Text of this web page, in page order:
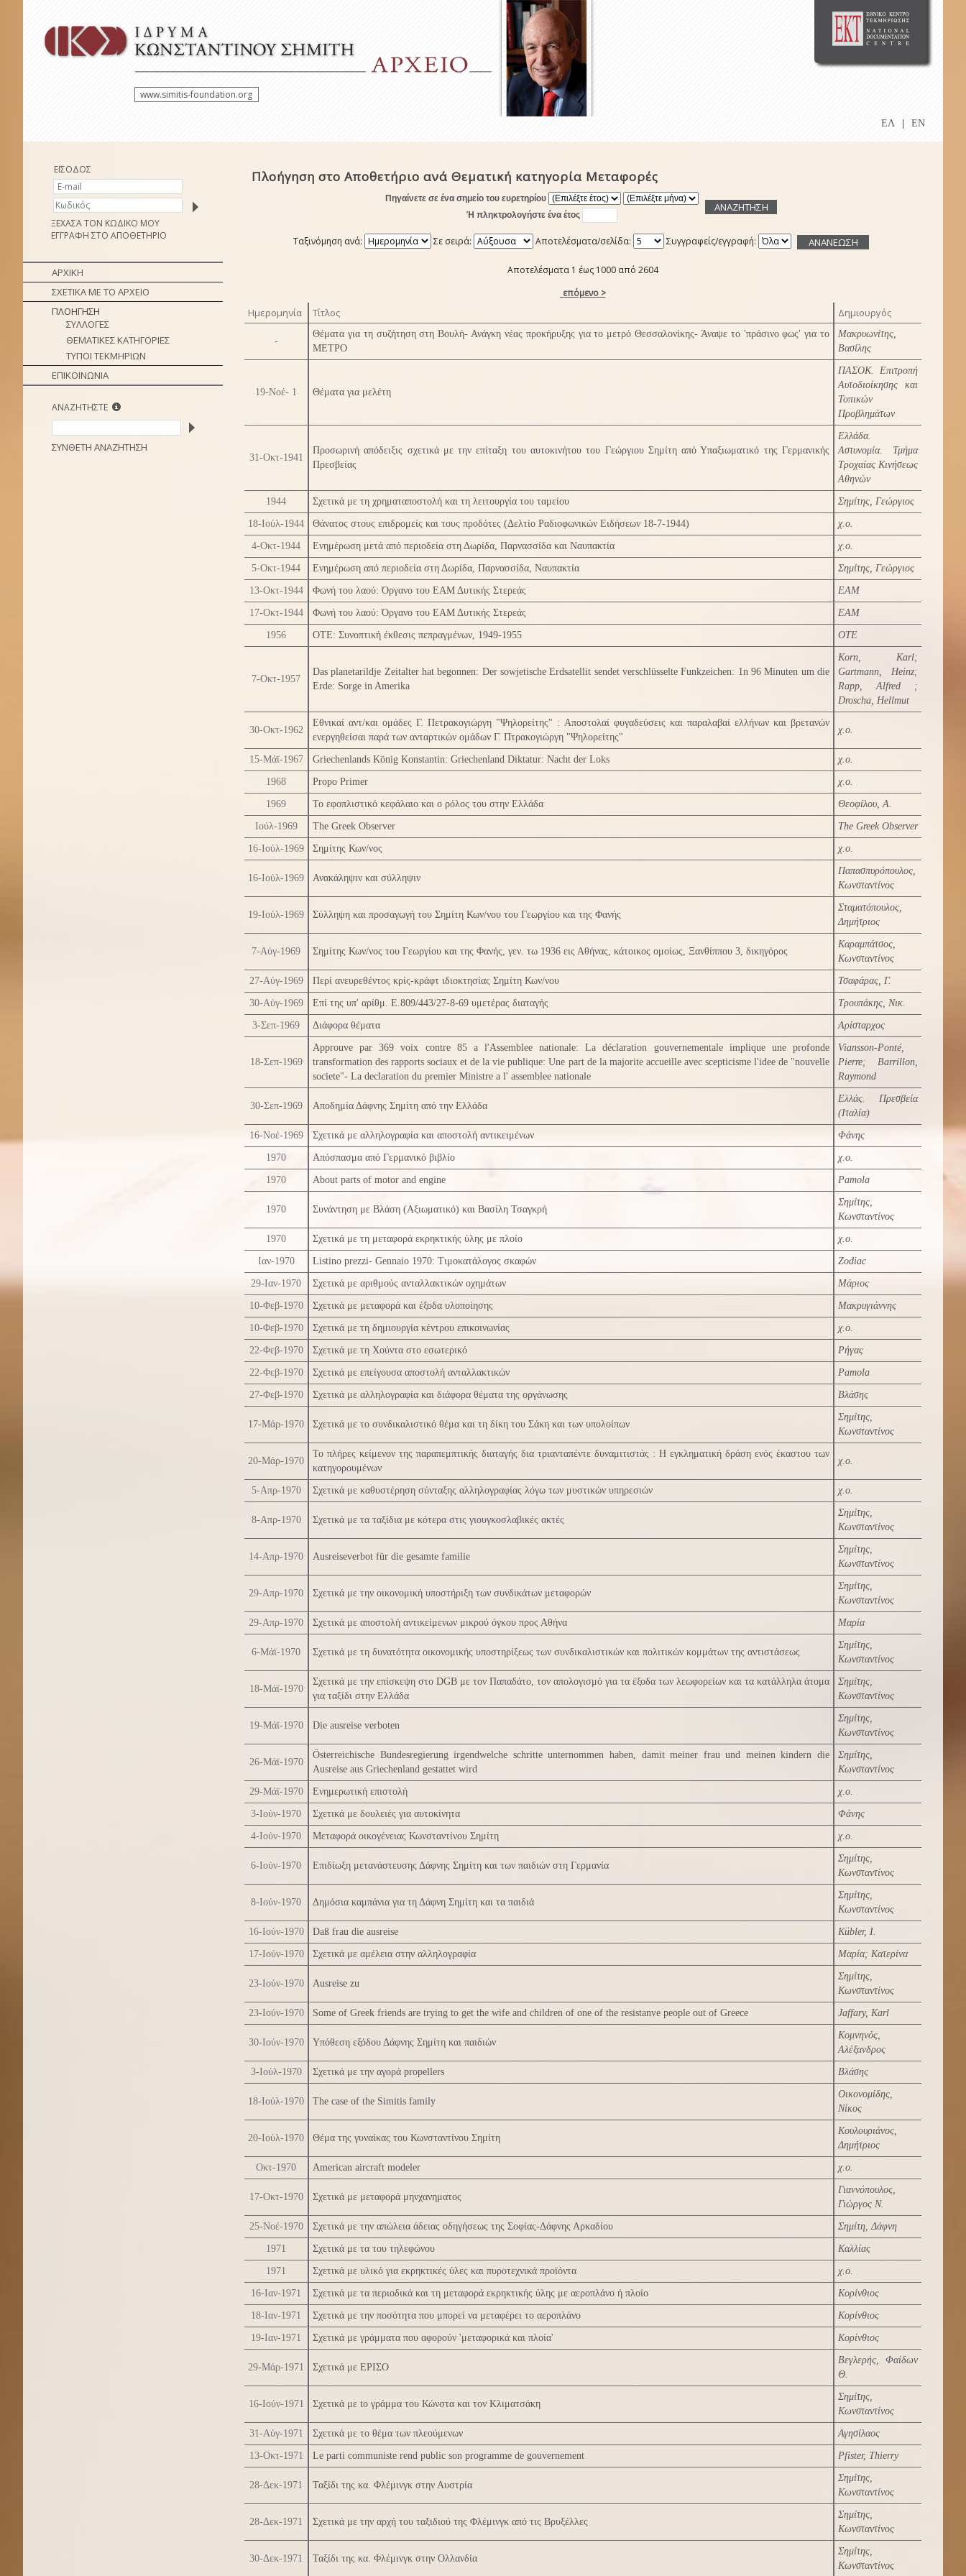
www.simitis-foundation.org
ΕΛ EN
ΕΙΣΟΔΟΣ
ΞΕΧΑΣΑ ΤΟΝ ΚΩΔΙΚΟ ΜΟΥ
ΕΓΓΡΑΦΗ ΣΤΟ ΑΠΟΘΕΤΗΡΙΟ
ΑΡΧΙΚΗ
ΣΧΕΤΙΚΑ ΜΕ ΤΟ ΑΡΧΕΙΟ
ΠΛΟΗΓΗΣΗ
ΣΥΛΛΟΓΕΣ
ΘΕΜΑΤΙΚΕΣ ΚΑΤΗΓΟΡΙΕΣ
ΤΥΠΟΙ ΤΕΚΜΗΡΙΩΝ
ΕΠΙΚΟΙΝΩΝΙΑ
ΑΝΑΖΗΤΗΣΤΕ
ΣΥΝΘΕΤΗ ΑΝΑΖΗΤΗΣΗ
Πλοήγηση στο Αποθετήριο ανά Θεματική κατηγορία Μεταφορές
Πηγαίνετε σε ένα σημείο του ευρετηρίου
Ή πληκτρολογήστε ένα έτος
Ταξινόμηση ανά: Σε σειρά: Αποτελέσματα/σελίδα: Συγγραφείς/εγγραφή:
Αποτελέσματα 1 έως 1000 από 2604
επόμενο >
Ημερομηνία Τίτλος Δημιουργός
-
Θέματα για τη συζήτηση στη Βουλή- Ανάγκη νέας προκήρυξης για το μετρό Θεσσαλονίκης- Άναψε το 'πράσινο φως' για το
ΜΕΤΡΟ
Μακρυωνίτης,
Βασίλης
19-Νοέ- 1 Θέματα για μελέτη
ΠΑΣΟΚ. Επιτροπή
Αυτοδιοίκησης και
Τοπικών
Προβλημάτων
31-Οκτ-1941
Προσωρινή απόδειξις σχετικά με την επίταξη του αυτοκινήτου του Γεώργιου Σημίτη από Υπαξιωματικό της Γερμανικής
Πρεσβείας
Ελλάδα.
Αστυνομία. Τμήμα
Τροχαίας Κινήσεως
Αθηνών
1944 Σχετικά με τη χρηματαποστολή και τη λειτουργία του ταμείου Σημίτης, Γεώργιος
18-Ιούλ-1944 Θάνατος στους επιδρομείς και τους προδότες (Δελτίο Ραδιοφωνικών Ειδήσεων 18-7-1944) χ.ο.
4-Οκτ-1944 Ενημέρωση μετά από περιοδεία στη Δωρίδα, Παρνασσίδα και Ναυπακτία χ.ο.
5-Οκτ-1944 Ενημέρωση από περιοδεία στη Δωρίδα, Παρνασσίδα, Ναυπακτία Σημίτης, Γεώργιος
13-Οκτ-1944 Φωνή του λαού: Όργανο του ΕΑΜ Δυτικής Στερεάς ΕΑΜ
17-Οκτ-1944 Φωνή του λαού: Όργανο του ΕΑΜ Δυτικής Στερεάς ΕΑΜ
1956 ΟΤΕ: Συνοπτική έκθεσις πεπραγμένων, 1949-1955 ΟΤΕ
7-Οκτ-1957
Das planetarildje Zeitalter hat begonnen: Der sowjetische Erdsatellit sendet verschlüsselte Funkzeichen: 1n 96 Minuten um die
Erde: Sorge in Amerika
Korn, Karl;
Gartmann, Heinz;
Rapp, Alfred ;
Droscha, Hellmut
30-Οκτ-1962
Εθνικαί αντ/και ομάδες Γ. Πετρακογιώργη "Ψηλορείτης" : Αποστολαί φυγαδεύσεις και παραλαβαί ελλήνων και βρετανών
ενεργηθείσαι παρά των ανταρτικών ομάδων Γ. Πτρακογιώργη "Ψηλορείτης"
χ.ο.
15-Μάϊ-1967 Griechenlands König Konstantin: Griechenland Diktatur: Nacht der Loks χ.ο.
1968 Propo Primer χ.ο.
1969 Το εφοπλιστικό κεφάλαιο και ο ρόλος του στην Ελλάδα Θεοφίλου, Α.
Ιούλ-1969 The Greek Observer The Greek Observer
16-Ιούλ-1969 Σημίτης Κων/νος χ.ο.
16-Ιούλ-1969 Ανακάληψιν και σύλληψιν
Παπασπυρόπουλος,
Κωνσταντίνος
19-Ιούλ-1969 Σύλληψη και προσαγωγή του Σημίτη Κων/νου του Γεωργίου και της Φανής
Σταματόπουλος,
Δημήτριος
7-Αύγ-1969 Σημίτης Κων/νος του Γεωργίου και της Φανής, γεν. τω 1936 εις Αθήνας, κάτοικος ομοίως, Ξανθίππου 3, δικηγόρος
Καραμπάτσος,
Κωνσταντίνος
27-Αύγ-1969 Περί ανευρεθέντος κρίς-κράφτ ιδιοκτησίας Σημίτη Κων/νου Τσαφάρας, Γ.
30-Αύγ-1969 Επί της υπ' αρίθμ. Ε.809/443/27-8-69 υμετέρας διαταγής Τρουπάκης, Νικ.
3-Σεπ-1969 Διάφορα θέματα Αρίσταρχος
18-Σεπ-1969
Approuve par 369 voix contre 85 a l'Assemblee nationale: La déclaration gouvernementale implique une profonde
transformation des rapports sociaux et de la vie publique: Une part de la majorite accueille avec scepticisme l'idee de "nouvelle
societe"- La declaration du premier Ministre a l' assemblee nationale
Viansson-Ponté,
Pierre; Barrillon,
Raymond
30-Σεπ-1969 Αποδημία Δάφνης Σημίτη από την Ελλάδα
Ελλάς. Πρεσβεία
(Ιταλία)
16-Νοέ-1969 Σχετικά με αλληλογραφία και αποστολή αντικειμένων Φάνης
1970 Απόσπασμα από Γερμανικό βιβλίο χ.ο.
1970 About parts of motor and engine Pamola
1970 Συνάντηση με Βλάση (Αξιωματικό) και Βασίλη Τσαγκρή
Σημίτης,
Κωνσταντίνος
1970 Σχετικά με τη μεταφορά εκρηκτικής ύλης με πλοίο χ.ο.
Ιαν-1970 Listino prezzi- Gennaio 1970: Τιμοκατάλογος σκαφών Zodiac
29-Ιαν-1970 Σχετικά με αριθμούς ανταλλακτικών οχημάτων Μάριος
10-Φεβ-1970 Σχετικά με μεταφορά και έξοδα υλοποίησης Μακρυγιάννης
10-Φεβ-1970 Σχετικά με τη δημιουργία κέντρου επικοινωνίας χ.ο.
22-Φεβ-1970 Σχετικά με τη Χούντα στο εσωτερικό Ρήγας
22-Φεβ-1970 Σχετικά με επείγουσα αποστολή ανταλλακτικών Pamola
27-Φεβ-1970 Σχετικά με αλληλογραφία και διάφορα θέματα της οργάνωσης Βλάσης
17-Μάρ-1970 Σχετικά με το συνδικαλιστικό θέμα και τη δίκη του Σάκη και των υπολοίπων
Σημίτης,
Κωνσταντίνος
20-Μάρ-1970
Το πλήρες κείμενον της παραπεμπτικής διαταγής δια τριανταπέντε δυναμιτιστάς : Η εγκληματική δράση ενός έκαστου των
κατηγορουμένων
χ.ο.
5-Απρ-1970 Σχετικά με καθυστέρηση σύνταξης αλληλογραφίας λόγω των μυστικών υπηρεσιών χ.ο.
8-Απρ-1970 Σχετικά με τα ταξίδια με κότερα στις γιουγκοσλαβικές ακτές
Σημίτης,
Κωνσταντίνος
14-Απρ-1970 Ausreiseverbot für die gesamte familie
Σημίτης,
Κωνσταντίνος
29-Απρ-1970 Σχετικά με την οικονομική υποστήριξη των συνδικάτων μεταφορών
Σημίτης,
Κωνσταντίνος
29-Απρ-1970 Σχετικά με αποστολή αντικείμενων μικρού όγκου προς Αθήνα Μαρία
6-Μάϊ-1970 Σχετικά με τη δυνατότητα οικονομικής υποστηρίξεως των συνδικαλιστικών και πολιτικών κομμάτων της αντιστάσεως
Σημίτης,
Κωνσταντίνος
18-Μάϊ-1970
Σχετικά με την επίσκεψη στο DGB με τον Παπαδάτο, τον απολογισμό για τα έξοδα των λεωφορείων και τα κατάλληλα άτομα
για ταξίδι στην Ελλάδα
Σημίτης,
Κωνσταντίνος
19-Μάϊ-1970 Die ausreise verboten
Σημίτης,
Κωνσταντίνος
26-Μάϊ-1970
Österreichische Bundesregierung irgendwelche schritte unternommen haben, damit meiner frau und meinen kindern die
Ausreise aus Griechenland gestattet wird
Σημίτης,
Κωνσταντίνος
29-Μάϊ-1970 Ενημερωτική επιστολή χ.ο.
3-Ιούν-1970 Σχετικά με δουλειές για αυτοκίνητα Φάνης
4-Ιούν-1970 Μεταφορά οικογένειας Κωνσταντίνου Σημίτη χ.ο.
6-Ιούν-1970 Επιδίωξη μετανάστευσης Δάφνης Σημίτη και των παιδιών στη Γερμανία
Σημίτης,
Κωνσταντίνος
8-Ιούν-1970 Δημόσια καμπάνια για τη Δάφνη Σημίτη και τα παιδιά
Σημίτης,
Κωνσταντίνος
16-Ιούν-1970 Daß frau die ausreise Kübler, I.
17-Ιούν-1970 Σχετικά με αμέλεια στην αλληλογραφία Μαρία; Κατερίνα
23-Ιούν-1970 Ausreise zu
Σημίτης,
Κωνσταντίνος
23-Ιούν-1970 Some of Greek friends are trying to get the wife and children of one of the resistanve people out of Greece Jaffary, Karl
30-Ιούν-1970 Υπόθεση εξόδου Δάφνης Σημίτη και παιδιών
Κομνηνός,
Αλέξανδρος
3-Ιούλ-1970 Σχετικά με την αγορά propellers Βλάσης
18-Ιούλ-1970 The case of the Simitis family
Οικονομίδης,
Νίκος
20-Ιούλ-1970 Θέμα της γυναίκας του Κωνσταντίνου Σημίτη
Κουλουριάνος,
Δημήτριος
Οκτ-1970 American aircraft modeler χ.ο.
17-Οκτ-1970 Σχετικά με μεταφορά μηνχανηματος
Γιαννόπουλος,
Γιώργος Ν.
25-Νοέ-1970 Σχετικά με την απώλεια άδειας οδηγήσεως της Σοφίας-Δάφνης Αρκαδίου Σημίτη, Δάφνη
1971 Σχετικά με τα του τηλεφώνου Καλλίας
1971 Σχετικά με υλικό για εκρηκτικές ύλες και πυροτεχνικά προϊόντα χ.ο.
16-Ιαν-1971 Σχετικά με τα περιοδικά και τη μεταφορά εκρηκτικής ύλης με αεροπλάνο ή πλοίο Κορίνθιος
18-Ιαν-1971 Σχετικά με την ποσότητα που μπορεί να μεταφέρει το αεροπλάνο Κορίνθιος
19-Ιαν-1971 Σχετικά με γράμματα που αφορούν 'μεταφορικά και πλοία' Κορίνθιος
29-Μάρ-1971 Σχετικά με ΕΡΙΣΟ
Βεγλερής, Φαίδων
Θ.
16-Ιούν-1971 Σχετικά με to γράμμα του Κώνστα και τον Κλιματσάκη
Σημίτης,
Κωνσταντίνος
31-Αύγ-1971 Σχετικά με το θέμα των πλεούμενων Αγησίλαος
13-Οκτ-1971 Le parti communiste rend public son programme de gouvernement Pfister, Thierry
28-Δεκ-1971 Ταξίδι της κα. Φλέμινγκ στην Αυστρία
Σημίτης,
Κωνσταντίνος
28-Δεκ-1971 Σχετικά με την αρχή του ταξιδιού της Φλέμινγκ από τις Βρυξέλλες
Σημίτης,
Κωνσταντίνος
30-Δεκ-1971 Ταξίδι της κα. Φλέμινγκ στην Ολλανδία
Σημίτης,
Κωνσταντίνος